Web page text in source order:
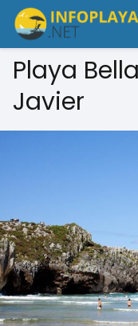
Playa
Javier